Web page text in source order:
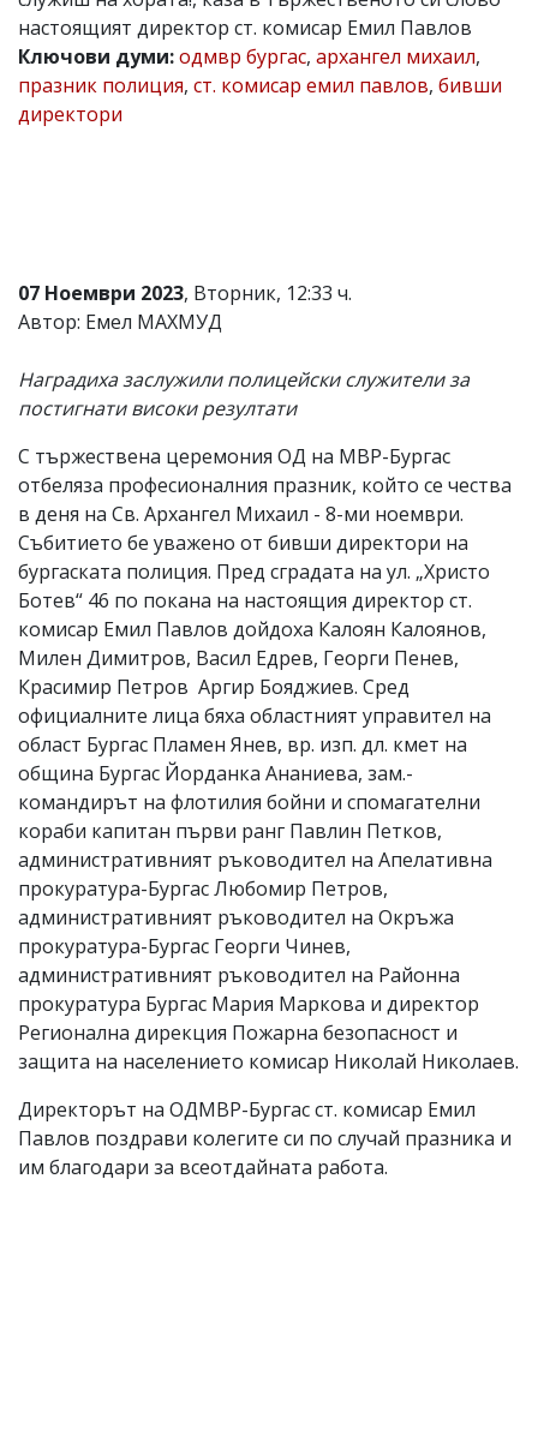
Коментарите
под
статиите
се
въвеждат
за
тях!
Ако
обиден
за
вас
моля
сигнализирайте
настоящият директор ст. комисар Емил Павлов
Ключови думи:одмвр бургас, архангел михаил,
празник полиция, ст. комисар емил павлов, бивши
директори
07 Ноември 2023, Вторник, 12:33 ч.
Автор: Емел МАХМУД
Наградиха заслужили полицейски служители за
постигнати високи резултати
С тържествена церемония ОД на МВР-Бургас
отбеляза професионалния празник, който се чества
в деня на Св. Архангел Михаил - 8-ми ноември.
Събитието бе уважено от бивши директори на
бургаската полиция. Пред сградата на ул. „Христо
Ботев“ 46 по покана на настоящия директор ст.
комисар Емил Павлов дойдоха Калоян Калоянов,
Милен Димитров, Васил Едрев, Георги Пенев,
Красимир Петров Аргир Бояджиев. Сред
официалните лица бяха областният управител на
област Бургас Пламен Янев, вр. изп. дл. кмет на
община Бургас Йорданка Ананиева, зам.-
командирът на флотилия бойни и спомагателни
кораби капитан първи ранг Павлин Петков,
административният ръководител на Апелативна
прокуратура-Бургас Любомир Петров,
административният ръководител на Окръжа
прокуратура-Бургас Георги Чинев,
административният ръководител на Районна
прокуратура Бургас Мария Маркова и директор
Регионална дирекция Пожарна безопасност и
защита на населението комисар Николай Николаев.
Директорът на ОДМВР-Бургас ст. комисар Емил
Павлов поздрави колегите си по случай празника и
им благодари за всеотдайната работа.